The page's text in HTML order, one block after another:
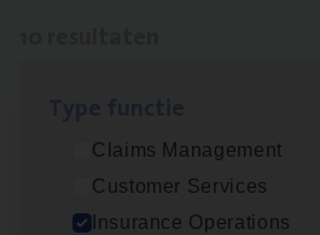
Claims Management
Customer Services
Insurance Operations
Insu­ran­ce Bro­ker Trans­port
Antwerpen